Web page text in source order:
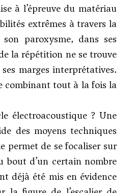
à l’épreuve du matériau
extrêmes à travers la
paroxysme, dans ses
la répétition ne se trouve
marges interprétatives.
combinant tout à la fois la
électroacoustique ? Une
des moyens techniques
permet de se focaliser sur
bout d’un certain nombre
déjà été mis en évidence